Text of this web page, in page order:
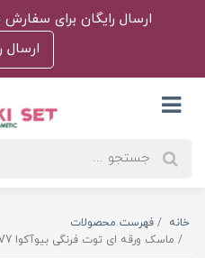
ارسال رایگان برای سفارش های بالای
ارسال
خانه
فهرست محصولات
ماسک ورقه ای توت فرنگی بیوآکوا V7 هفت ویتامین - BIOAQUA